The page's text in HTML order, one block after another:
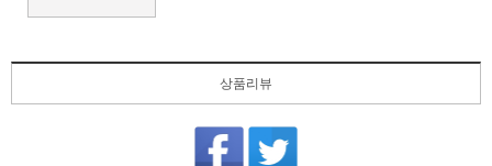
상품리뷰